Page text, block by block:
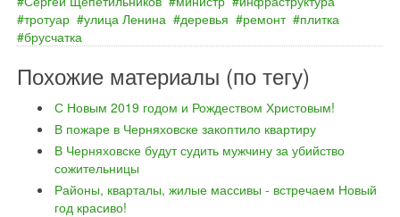
тротуар
улица Ленина деревья ремонт
плитка
брусчатка
Похожие материалы (по тегу)
С Новым 2019 годом и Рождеством Христовым!
В пожаре в Черняховске закоптило квартиру
В Черняховске будут судить мужчину за убийство
сожительницы
Районы, кварталы, жилые массивы - встречаем Новый
год красиво!